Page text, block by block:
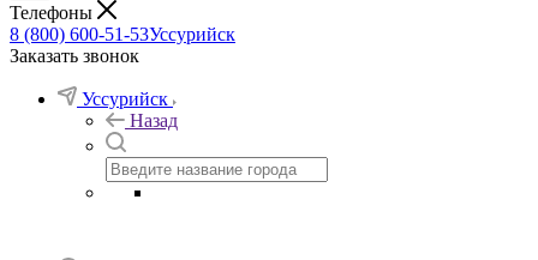
Телефоны
8 (800) 600-51-53Уссурийск
Заказать звонок
Уссурийск
Назад